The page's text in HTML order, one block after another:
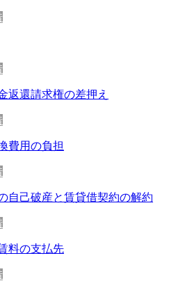
返還請求権の差押え
費用の負担
自己破産と賃貸借契約の解約
料の支払先